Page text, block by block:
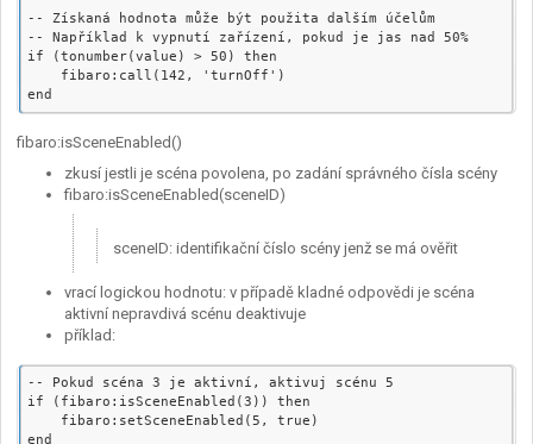
-- Získaná hodnota může být použita dalším účelům
-- Například k vypnutí zařízení, pokud je jas nad 50%
if (tonumber(value) > 50) then
    fibaro:call(142, 'turnOff')
fibaro:isSceneEnabled()
zkusí jestli je scéna povolena, po zadání správného čísla scény
fibaro:isSceneEnabled(sceneID)
sceneID: identifikační číslo scény jenž se má ověřit
vrací logickou hodnotu: v případě kladné odpovědi je scéna
aktivní nepravdivá scénu deaktivuje
příklad:
-- Pokud scéna 3 je aktivní, aktivuj scénu 5
if (fibaro:isSceneEnabled(3)) then
    fibaro:setSceneEnabled(5, true)